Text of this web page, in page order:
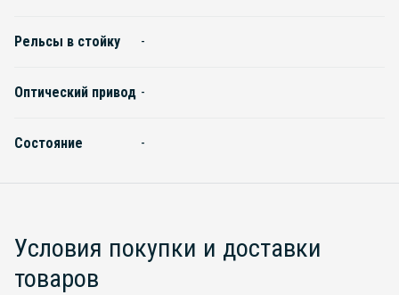
Рельсы в стойку -
Оптический привод -
Состояние -
Условия покупки и доставки
товаров